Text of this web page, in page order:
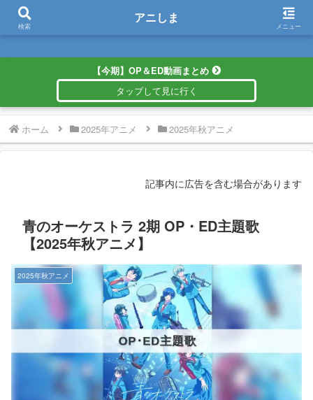
アニしま
【今期】OP＆ED動画まとめ
ホーム 2025年アニメ 2025年秋アニメ
記事内に広告を含む場合があります
青のオーケストラ 2期 OP・ED主題歌
【2025年秋アニメ】
2025年秋アニメ
検索
アニしま
メニュー